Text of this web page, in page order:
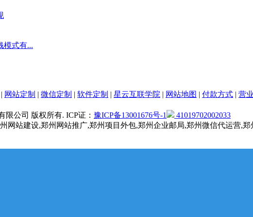
模式有...
| 网站定制 | 微信定制 | 软件定制 | 星云互联学院 | 网站地图 | 付款方式 | 营
限公司 版权所有. ICP证： 豫ICP备13001676号-1
41019702002033
网站建设,郑州网站推广,郑州项目外包,郑州企业邮局,郑州微信代运营,郑